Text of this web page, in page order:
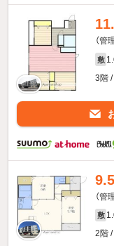
（管
敷
3階
9.5
（管
敷
2階